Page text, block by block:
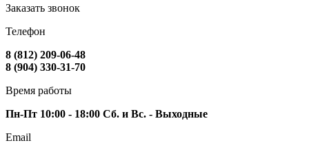
Заказать звонок
Телефон
8 (812) 209-06-48
8 (904) 330-31-70
Время работы
Пн-Пт 10:00 - 18:00 Сб. и Вс. - Выходные
Email